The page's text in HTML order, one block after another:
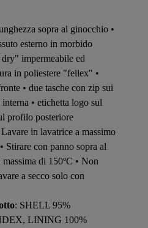
sopra al ginocchio •
esterno in morbido
impermeabile ed
in poliestere "fellex" •
• due tasche con zip sui
• etichetta logo sul
profilo posteriore
Lavare in lavatrice a massimo
Stirare con panno sopra al
di 150ºC • Non
a secco solo con
: SHELL 95%
LINING 100%